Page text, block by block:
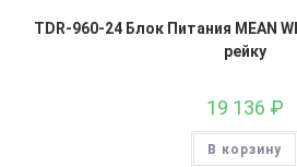
TDR-960-24 Блок Питания MEAN
рейку
19 136 ₽
В корзину